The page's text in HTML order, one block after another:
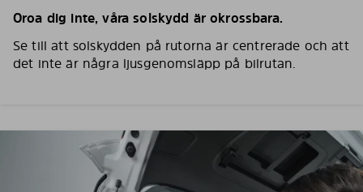
Oroa dig inte, våra solskydd är okrossbara.
Se till att solskydden på rutorna är centrerade och att
det inte är några ljusgenomsläpp på bilrutan.